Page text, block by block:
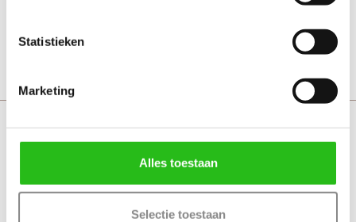
Statistieken
Marketing
Alles toestaan
Selectie toestaan
Vanaf € 585,-
Weekamp WK 6357
MDF binnendeur